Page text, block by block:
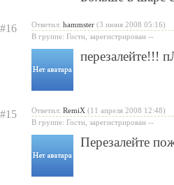
#16 Ответил: hammster (3 июня 2008 05:16)
В группе: Гости, зарегистрирован --
#15 Ответил: RemiX (11 апреля 2008 12:48)
В группе: Гости, зарегистрирован --
Перезалейте